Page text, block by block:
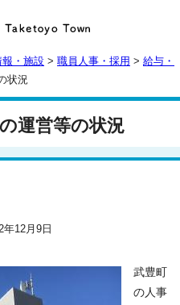
報・施設 > 職員人事・採用 > 給与・
状況
運営等の状況
12月9日
武豊町
の人事